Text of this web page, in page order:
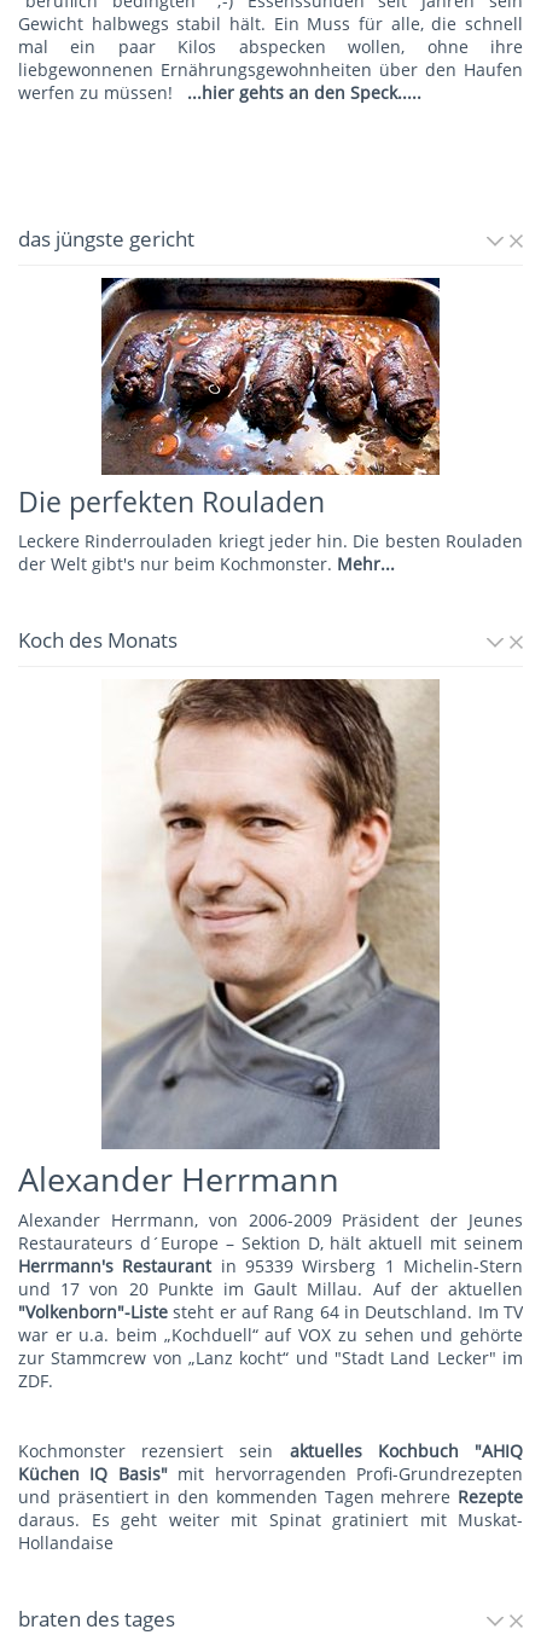
Gewicht halbwegs stabil hält. Ein Muss für alle, die schnell
mal ein paar Kilos abspecken wollen, ohne ihre
liebgewonnenen Ernährungsgewohnheiten über den Haufen
werfen zu müssen!
...hier gehts an den Speck.....
das jüngste gericht
Die perfekten Rouladen
Leckere Rinderrouladen kriegt jeder hin. Die besten Rouladen
der Welt gibt's nur beim Kochmonster. Mehr...
Koch des Monats
Alexander Herrmann
Alexander Herrmann, von 2006-2009 Präsident der Jeunes
Restaurateurs d´Europe – Sektion D, hält aktuell mit seinem
Herrmann's Restaurant in 95339 Wirsberg 1 Michelin-Stern
und 17 von 20 Punkte im Gault Millau. Auf der aktuellen
"Volkenborn"-Liste steht er auf Rang 64 in Deutschland. Im TV
war er u.a. beim „Kochduell“ auf VOX zu sehen und gehörte
zur Stammcrew von „Lanz kocht“ und "Stadt Land Lecker" im
ZDF.
Kochmonster rezensiert sein aktuelles Kochbuch "AHIQ
Küchen IQ Basis" mit hervorragenden Profi-Grundrezepten
und präsentiert in den kommenden Tagen mehrere Rezepte
daraus. Es geht weiter mit Spinat gratiniert mit Muskat-
Hollandaise
braten des tages